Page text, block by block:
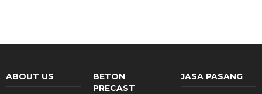
ABOUT US
BETON
PRECAST
JASA PASANG